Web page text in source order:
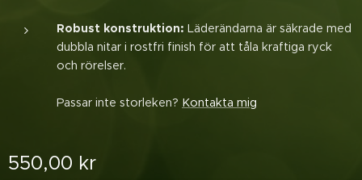
Robust konstruktion: Läderändarna är säkrade med
dubbla nitar i rostfri finish för att tåla kraftiga ryck
och rörelser.
Passar inte storleken? Kontakta mig
550,00 kr